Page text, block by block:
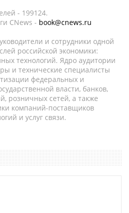
- 199124.
CNews - book@cnews.ru
и сотрудники одной
российской экономики:
технологий. Ядро аудитории
и технические специалисты
федеральных и
власти, банков,
розничных сетей, а также
компаний-поставщиков
и услуг связи.